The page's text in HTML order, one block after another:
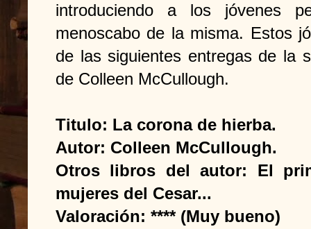
introduciendo a los jóvenes
menoscabo de la misma. Estos
de las siguientes entregas de la
de Colleen McCullough.
Titulo: La corona de hierba.
Autor: Colleen McCullough.
Otros libros del autor: El
mujeres del Cesar...
Valoración: **** (Muy bueno)